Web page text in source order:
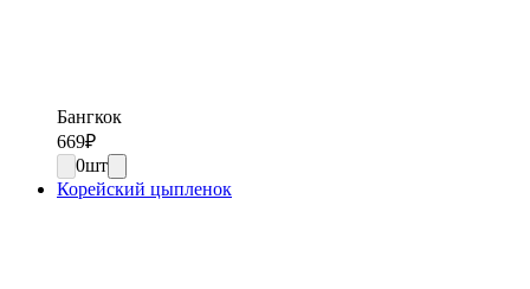
Бангкок
669₽
0шт
Корейский цыпленок